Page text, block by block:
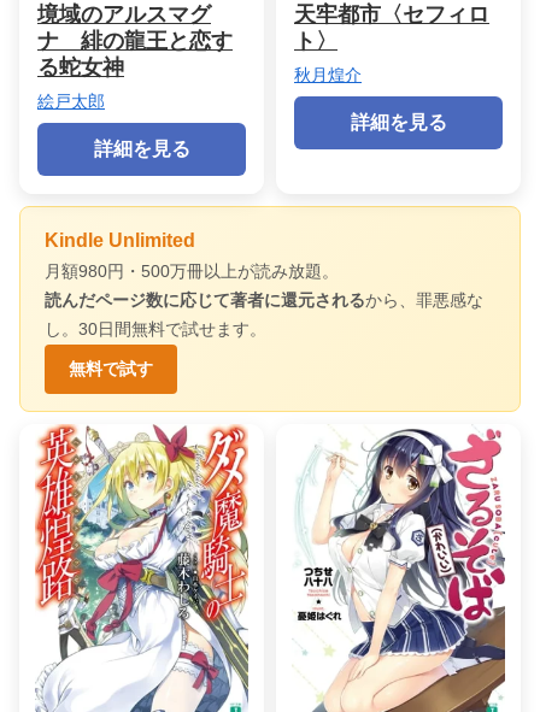
境域のアルスマグ
ナ 緋の龍王と恋す
る蛇女神
絵戸太郎
詳細を見る
天牢都市〈セフィロ
ト〉
秋月煌介
詳細を見る
Kindle Unlimited
月額980円・500万冊以上が読み放題。
読んだページ数に応じて著者に還元されるから、罪悪感な
し。30日間無料で試せます。
無料で試す